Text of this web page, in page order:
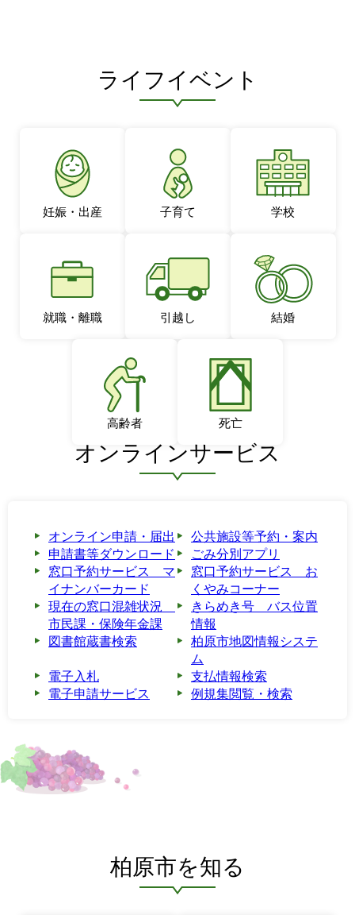
ライフイベント
妊娠・出産 子育て 学校
就職・離職 引越し 結婚
高齢者 死亡
オンラインサービス
オンライン申請・届出
公共施設等予約・案内
申請書等ダウンロード
ごみ分別アプリ
窓口予約サービス マ
イナンバーカード
窓口予約サービス お
くやみコーナー
現在の窓口混雑状況
市民課・保険年金課
きらめき号 バス位置
情報
図書館蔵書検索
柏原市地図情報システ
ム
電子入札
支払情報検索
電子申請サービス
例規集閲覧・検索
柏原市を知る